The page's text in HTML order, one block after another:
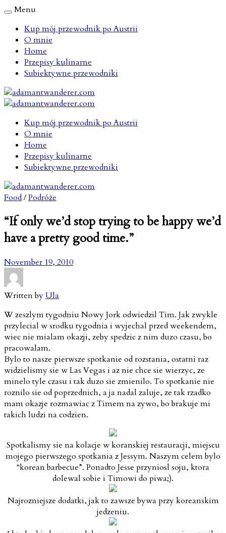
Menu
Kup mój przewodnik po Austrii
O mnie
Home
Przepisy kulinarne
Subiektywne przewodniki
Kup mój przewodnik po Austrii
O mnie
Home
Przepisy kulinarne
Subiektywne przewodniki
Food/Podróże
“If only we’d stop trying to be happy we’d
have a pretty good time.”
November 19, 2010
Written byUla
W zeszlym tygodniu Nowy Jork odwiedzil Tim. Jak zwykle
przylecial w srodku tygodnia i wyjechal przed weekendem,
wiec nie mialam okazji, zeby spedzic z nim duzo czasu, bo
pracowalam.
Bylo to nasze pierwsze spotkanie od rozstania, ostatni raz
widzielismy sie w Las Vegas i az nie chce sie wierzyc, ze
minelo tyle czasu i tak duzo sie zmienilo. To spotkanie nie
roznilo sie od poprzednich, a ja nadal zaluje, ze tak rzadko
mam okazje rozmawiac z Timem na zywo, bo brakuje mi
takich ludzi na codzien.
Spotkalismy sie na kolacje w koranskiej restauracji, miejscu
mojego pierwszego spotkania z Jessym. Naszym celem bylo
“korean barbecue”. Ponadto Jesse przyniosl soju, ktora
dolewal sobie i Timowi do piwa;).
Najrozniejsze dodatki, jak to zawsze bywa przy koreanskim
jedzeniu.